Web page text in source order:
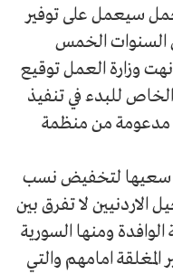
سيعمل على توفير
السنوات الخمس
وزارة العمل توقيع
للبدء في تنفيذ
مدعومة من منظمة
سعيها لتخفيض نسب
الاردنيين لا تفرق بين
ومنها السورية
امامهم والتي